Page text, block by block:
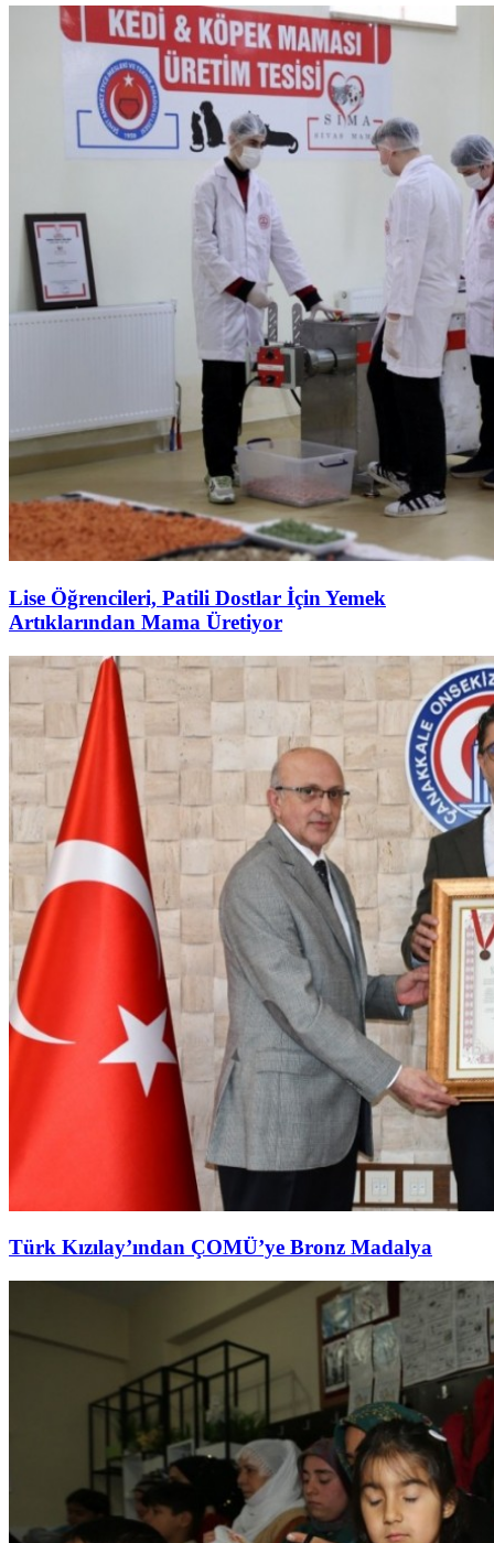
Lise Öğrencileri, Patili Dostlar İçin Yemek
Artıklarından Mama Üretiyor
Türk Kızılay’ından ÇOMÜ’ye Bronz Madalya